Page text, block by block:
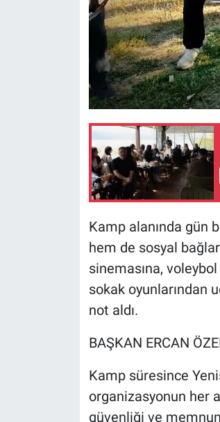
Kamp alanında gün
hem de sosyal
sinemasına,
sokak oyunlarından
not aldı.
BAŞKAN ERCAN
Kamp süresince
organizasyonun her
güvenliği ve